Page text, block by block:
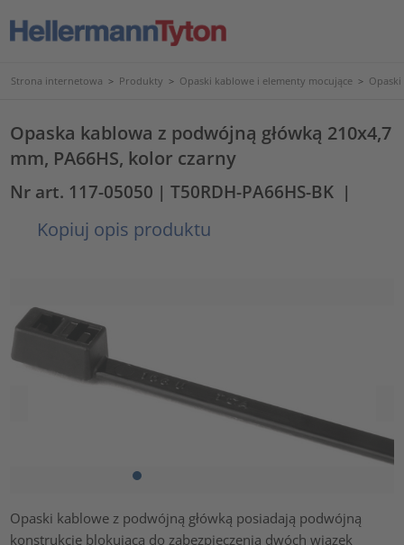
Strona internetowa > Produkty > Opaski kablowe i elementy mocujące >
Opaska kablowa z podwójną główką 210x4,7
mm, PA66HS, kolor czarny
Nr art. 117-05050 | T50RDH-PA66HS-BK |
Kopiuj opis produktu
Opaski kablowe z podwójną główką posiadają podwójną
konstrukcję blokującą do zabezpieczenia dwóch wiązek